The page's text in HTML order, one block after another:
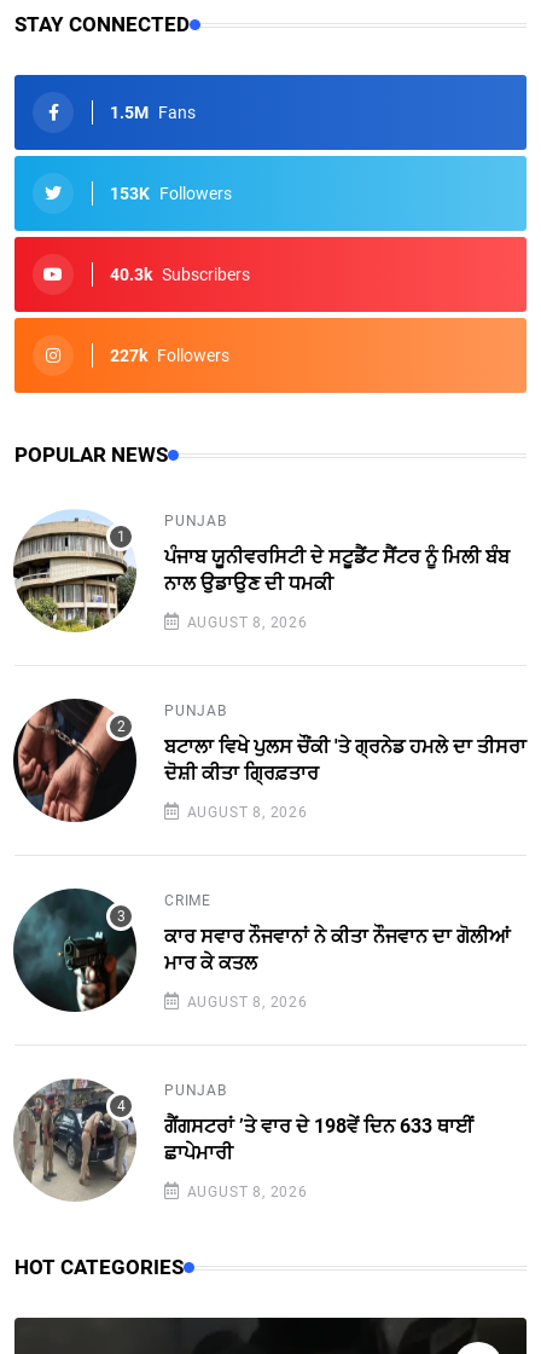
STAY CONNECTED
1.5M Fans
153K Followers
40.3k Subscribers
227k Followers
POPULAR NEWS
PUNJAB
ਪੰਜਾਬ ਯੂਨੀਵਰਸਿਟੀ ਦੇ ਸਟੂਡੈਂਟ ਸੈਂਟਰ ਨੂੰ ਮਿਲੀ ਬੰਬ
ਨਾਲ ਉਡਾਉਣ ਦੀ ਧਮਕੀ
AUGUST 8, 2026
PUNJAB
ਬਟਾਲਾ ਵਿਖੇ ਪੁਲਸ ਚੌਂਕੀ 'ਤੇ ਗ੍ਰਨੇਡ ਹਮਲੇ ਦਾ ਤੀਸਰਾ
ਦੋਸ਼ੀ ਕੀਤਾ ਗ੍ਰਿਫ਼ਤਾਰ
AUGUST 8, 2026
CRIME
ਕਾਰ ਸਵਾਰ ਨੌਜਵਾਨਾਂ ਨੇ ਕੀਤਾ ਨੌਜਵਾਨ ਦਾ ਗੋਲੀਆਂ
ਮਾਰ ਕੇ ਕਤਲ
AUGUST 8, 2026
PUNJAB
ਗੈਂਗਸਟਰਾਂ ’ਤੇ ਵਾਰ ਦੇ 198ਵੇਂ ਦਿਨ 633 ਥਾਈਂ
ਛਾਪੇਮਾਰੀ
AUGUST 8, 2026
HOT CATEGORIES